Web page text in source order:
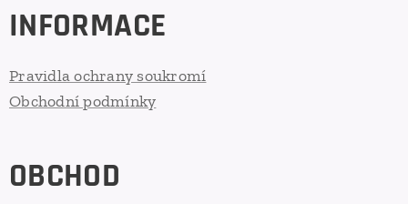
INFORMACE
Pravidla ochrany soukromí
Obchodní podmínky
OBCHOD